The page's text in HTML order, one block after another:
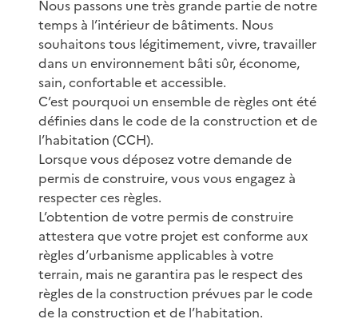
Nous passons une très grande partie de notre
temps à l’intérieur de bâtiments. Nous
souhaitons tous légitimement, vivre, travailler
dans un environnement bâti sûr, économe,
sain, confortable et accessible.
C’est pourquoi un ensemble de règles ont été
définies dans le code de la construction et de
l’habitation (CCH).
Lorsque vous déposez votre demande de
permis de construire, vous vous engagez à
respecter ces règles.
L’obtention de votre permis de construire
attestera que votre projet est conforme aux
règles d’urbanisme applicables à votre
terrain, mais ne garantira pas le respect des
règles de la construction prévues par le code
de la construction et de l’habitation.